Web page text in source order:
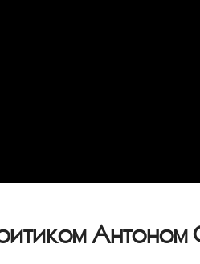
Антоном